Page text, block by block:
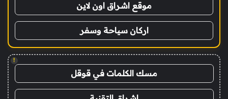
موقع اشراق اون لاين
اركان سياحة وسفر
!
مسك الكلمات في قوقل